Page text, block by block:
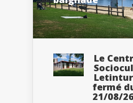
Le
fermé
21/08/